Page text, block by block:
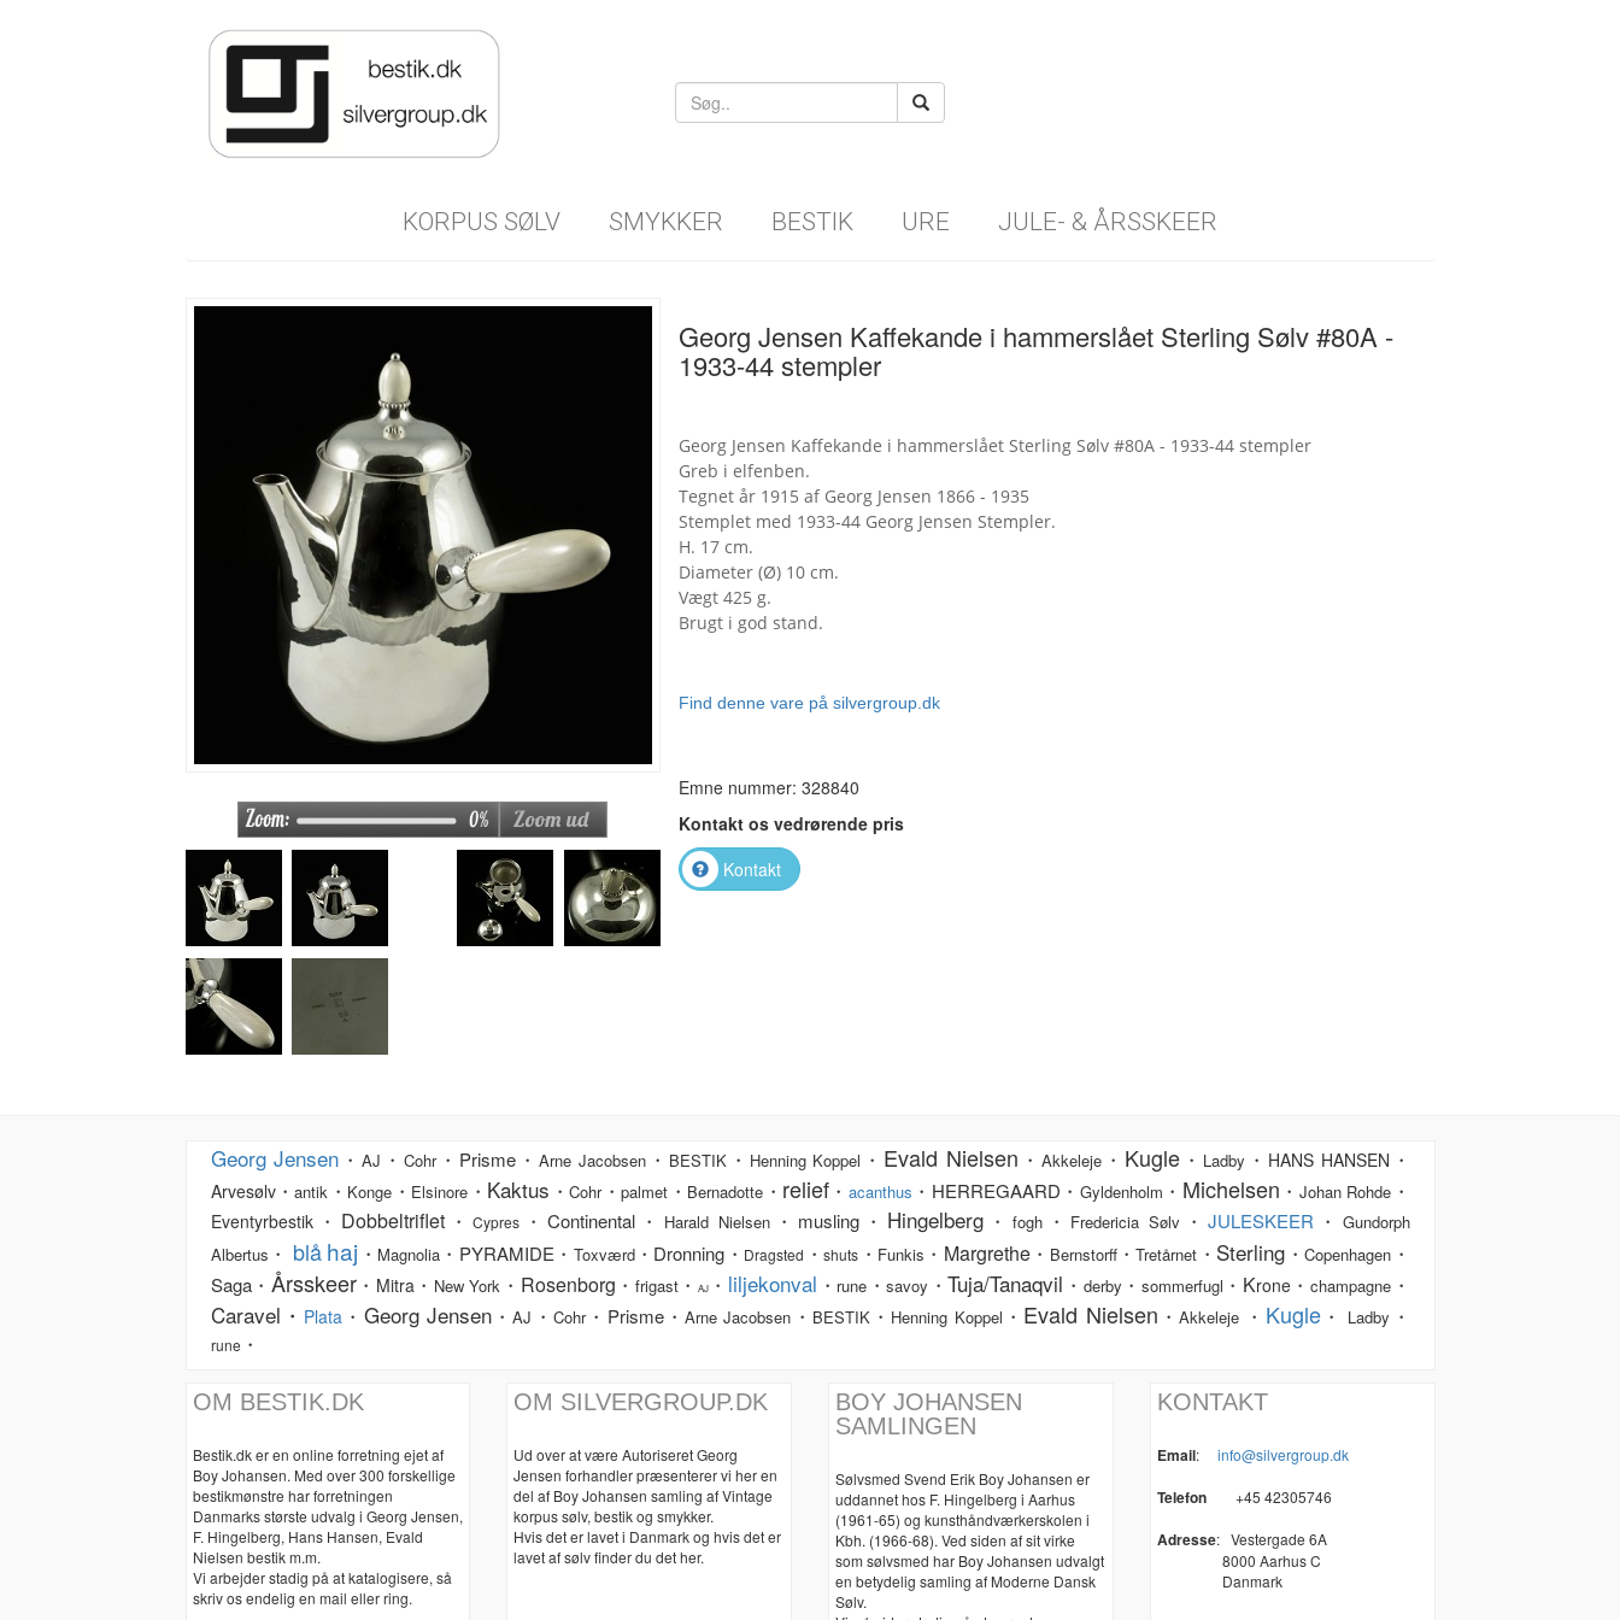
KORPUS SØLV SMYKKER BESTIK URE JULE- & ÅRSSKEER
Georg Jensen Kaffekande i hammerslået Sterling Sølv #80A -
1933-44 stempler
Georg Jensen Kaffekande i hammerslået Sterling Sølv #80A - 1933-44 stempler
Greb i elfenben.
Tegnet år 1915 af Georg Jensen 1866 - 1935
Stemplet med 1933-44 Georg Jensen Stempler.
H. 17 cm.
Diameter (Ø) 10 cm.
Vægt 425 g.
Brugt i god stand.
Find denne vare på silvergroup.dk
Emne nummer: 328840
Kontakt os vedrørende pris
Kontakt
Georg Jensen ・AJ ・Cohr・Prisme・ Arne Jacobsen・ BESTIK・ Henning Koppel ・ Evald Nielsen ・Akkeleje ・ Kugle・ Ladby ・ HANS HANSEN ・
Arvesølv・antik ・ Konge ・ Elsinore ・ Kaktus ・Cohr・palmet ・ Bernadotte ・ relief ・ acanthus ・HERREGAARD・ Gyldenholm ・ Michelsen ・ Johan Rohde ・
Eventyrbestik・ Dobbeltriflet・Cypres ・Continental・ Harald Nielsen・musling・ Hingelberg ・ fogh・ Fredericia Sølv ・JULESKEER ・ Gundorph
Albertus ・ blå haj ・ Magnolia ・PYRAMIDE・ Toxværd・Dronning・ Dragsted ・shuts ・ Funkis ・ Margrethe・ Bernstorff・Tretårnet ・ Sterling ・Copenhagen ・
Saga・ Årsskeer・ Mitra ・ New York ・ Rosenborg ・ frigast・ AJ・ liljekonval ・ rune ・savoy ・Tuja/Tanaqvil ・ derby ・ sommerfugl ・ Krone・champagne ・
Caravel・ Plata ・ Georg Jensen・AJ ・ Cohr・Prisme・Arne Jacobsen ・ BESTIK・ Henning Koppel ・ Evald Nielsen ・Akkeleje ・ Kugle・ Ladby ・
rune ・
OM BESTIK.DK
Bestik.dk er en online forretning ejet af
Boy Johansen. Med over 300 forskellige
bestikmønstre har forretningen
Danmarks største udvalg i Georg Jensen,
F. Hingelberg, Hans Hansen, Evald
Nielsen bestik m.m.
Vi arbejder stadig på at katalogisere, så
skriv os endelig en mail eller ring.
OM SILVERGROUP.DK
Ud over at være Autoriseret Georg
Jensen forhandler præsenterer vi her en
del af Boy Johansen samling af Vintage
korpus sølv, bestik og smykker.
Hvis det er lavet i Danmark og hvis det er
lavet af sølv finder du det her.
BOY JOHANSEN
SAMLINGEN
Sølvsmed Svend Erik Boy Johansen er
uddannet hos F. Hingelberg i Aarhus
(1961-65) og kunsthåndværkerskolen i
Kbh. (1966-68). Ved siden af sit virke
som sølvsmed har Boy Johansen udvalgt
en betydelig samling af Moderne Dansk
Sølv.
KONTAKT
Email: info@silvergroup.dk
Telefon +45 42305746
Adresse: Vestergade 6A
8000 Aarhus C
Danmark